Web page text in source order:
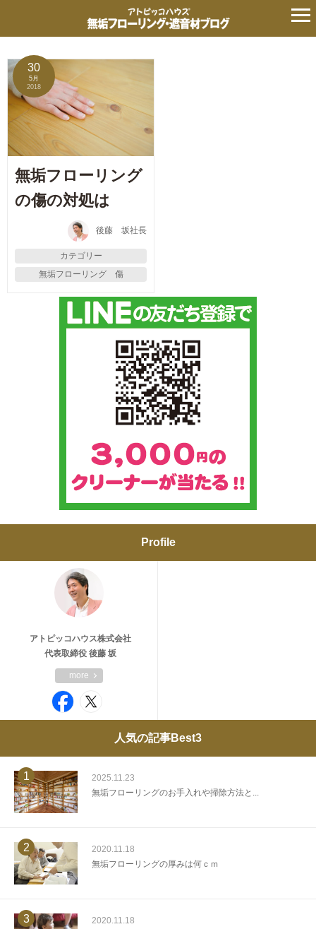
無垢フローリング 傷
30
5月
2018
無垢フローリング
の傷の対処は
後藤 坂社長
カテゴリー
無垢フローリング 傷
Profile
アトピッコハウス株式会社
代表取締役 後藤 坂
more
人気の記事Best3
1
2025.11.23
無垢フローリングのお手入れや掃除方法と...
2
2020.11.18
無垢フローリングの厚みは何ｃｍ
3
2020.11.18